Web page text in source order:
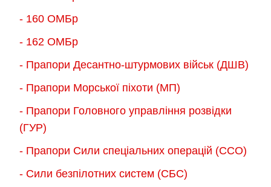
- 160 ОМБр
- 162 ОМБр
- Прапори Десантно-штурмових військ (ДШВ)
- Прапори Морської піхоти (МП)
- Прапори Головного управління розвідки
(ГУР)
- Прапори Сили спеціальних операцій (ССО)
- Сили безпілотних систем (СБС)